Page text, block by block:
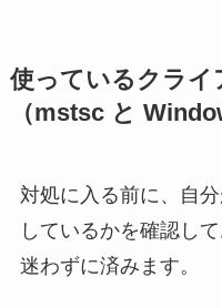
使っているクライ
（mstsc と
対処に入る前に、自
しているかを確認し
迷わずに済みます。